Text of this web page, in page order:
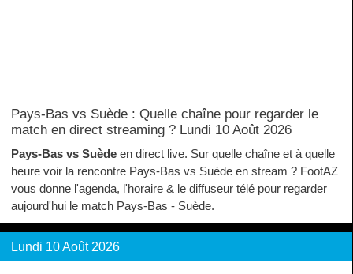
Pays-Bas vs Suède : Quelle chaîne pour regarder le
match en direct streaming ? Lundi 10 Août 2026
Pays-Bas vs Suède en direct live. Sur quelle chaîne et à quelle
heure voir la rencontre Pays-Bas vs Suède en stream ? FootAZ
vous donne l'agenda, l'horaire & le diffuseur télé pour regarder
aujourd'hui le match Pays-Bas - Suède.
Lundi 10 Août 2026